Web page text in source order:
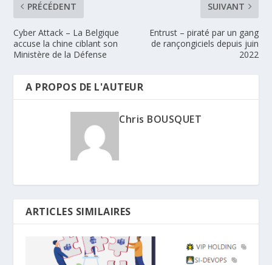
PRÉCÉDENT
Cyber Attack – La Belgique
accuse la chine ciblant son
Ministère de la Défense
SUIVANT
Entrust – piraté par un gang
de rançongiciels depuis juin
2022
A PROPOS DE L'AUTEUR
Chris BOUSQUET
ARTICLES SIMILAIRES